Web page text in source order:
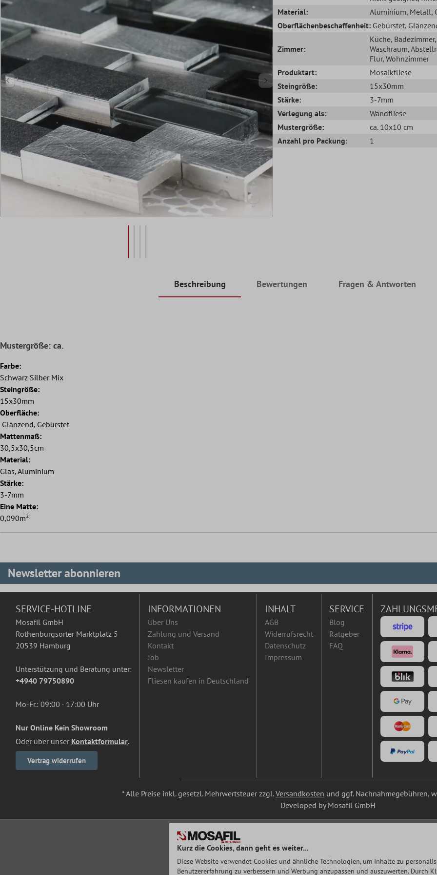
Material:
Aluminium, Metall,
Oberflächenbeschaffenheit: Gebürstet,
Zimmer:
Küche, Badezimmer,
Waschraum,
Flur, Wohnzimmer
Produktart:
Mosaikfliese
Steingröße:
15x30mm
Stärke:
3-7mm
Verlegung als:
Wandfliese
Mustergröße:
ca. 10x10 cm
Anzahl pro Packung:
1
Beschreibung Bewertungen Fragen & Antworten
Mustergröße: ca.
Farbe:
Schwarz Silber Mix
Steingröße:
15x30mm
Oberfläche:
Glänzend, Gebürstet
Mattenmaß:
30,5x30,5cm
Material:
Glas, Aluminium
Stärke:
3-7mm
Eine Matte:
0,090m²
Newsletter abonnieren
SERVICE-HOTLINE
Mosafil GmbH
Rothenburgsorter Marktplatz 5
20539 Hamburg
Unterstützung und Beratung unter:
+4940 79750890
Mo-Fr.: 09:00 - 17:00 Uhr
Nur Online Kein Showroom
Oder über unser Kontaktformular.
Vertrag widerrufen
INFORMATIONEN
Über Uns
Zahlung und Versand
Kontakt
Job
Newsletter
Fliesen kaufen in Deutschland
INHALT
AGB
Widerrufsrecht
Datenschutz
Impressum
SERVICE
Blog
Ratgeber
FAQ
* Alle Preise inkl. gesetzl. Mehrwertsteuer zzgl.Versandkosten und ggf. Nachnahmegebühren,
Developed by Mosafil GmbH
Kurz die Cookies, dann geht es weiter...
Diese Website verwendet Cookies und ähnliche Technologien, um Inhalte zu
Benutzererfahrung zu verbessern und Werbung anzupassen und auszuwerten. Durch